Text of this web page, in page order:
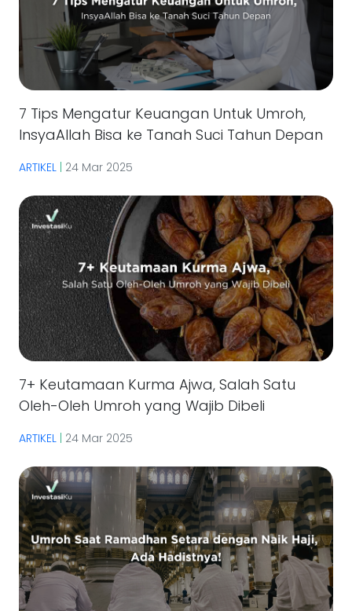
7 Tips Mengatur Keuangan Untuk Umroh,
InsyaAllah Bisa ke Tanah Suci Tahun Depan
ARTIKEL 24 Mar 2025
7+ Keutamaan Kurma Ajwa, Salah Satu
Oleh-Oleh Umroh yang Wajib Dibeli
ARTIKEL | 24 Mar 2025